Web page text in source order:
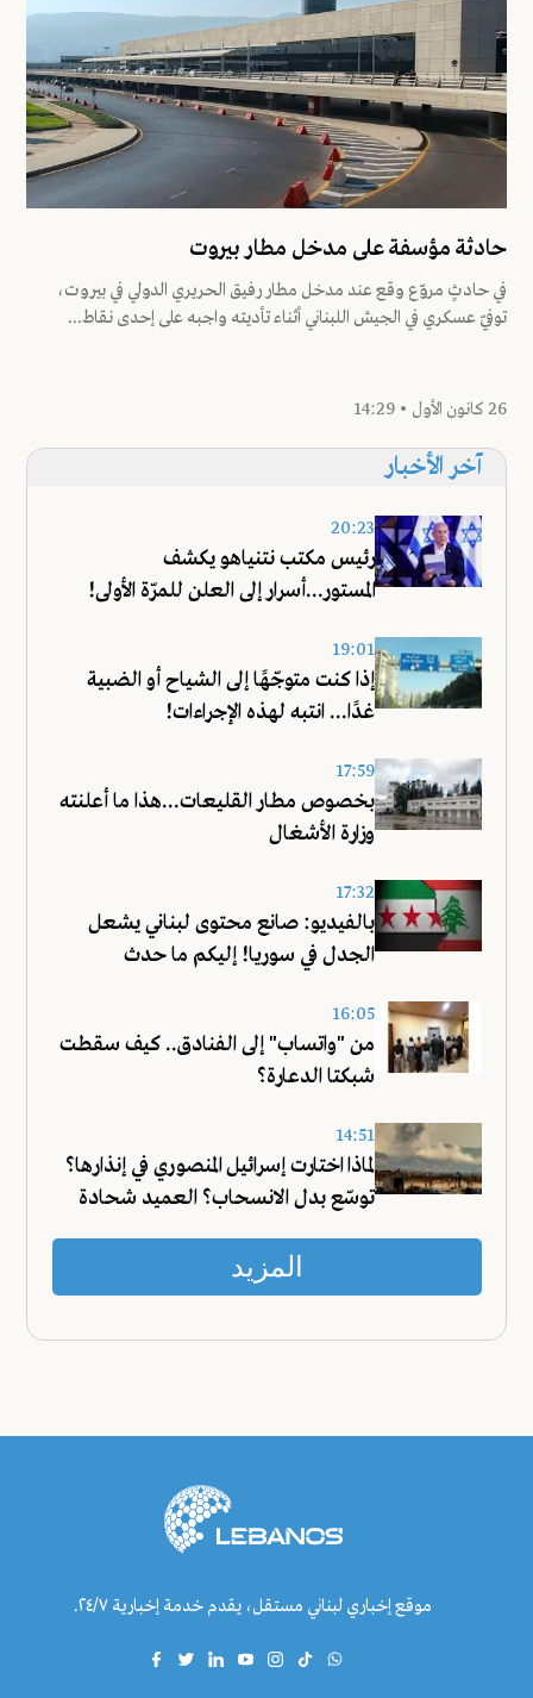
حادثة مؤسفة على مدخل مطار بيروت
في حادثٍ مروّع وقع عند مدخل مطار رفيق الحريري الدولي في بيروت،
توفيّ عسكري في الجيش اللبناني أثناء تأديته واجبه على إحدى نقاط...
26 كانون الأول • 14:29
آخر الأخبار
20:23
رئيس مكتب نتنياهو يكشف
المستور...أسرار إلى العلن للمرّة الأولى!
19:01
إذا كنت متوجّهًا إلى الشياح أو الضبية
غدًا... انتبه لهذه الإجراءات!
17:59
بخصوص مطار القليعات...هذا ما أعلنته
وزارة الأشغال
17:32
بالفيديو: صانع محتوى لبناني يشعل
الجدل في سوريا! إليكم ما حدث
16:05
من "واتساب" إلى الفنادق.. كيف سقطت
شبكتا الدعارة؟
14:51
لماذا اختارت إسرائيل المنصوري في إنذارها؟
توسّع بدل الانسحاب؟ العميد شحادة
المزيد
موقع إخباري لبناني مستقل، يقدم خدمة إخبارية ٢٤/٧.